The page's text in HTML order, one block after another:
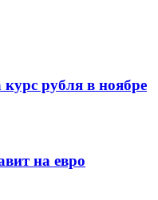
рубля в ноябре
на евро